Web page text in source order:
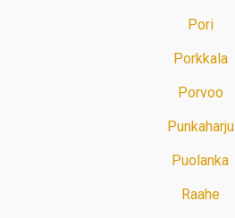
Pori
Porkkala
Porvoo
Punkaharju
Puolanka
Raahe